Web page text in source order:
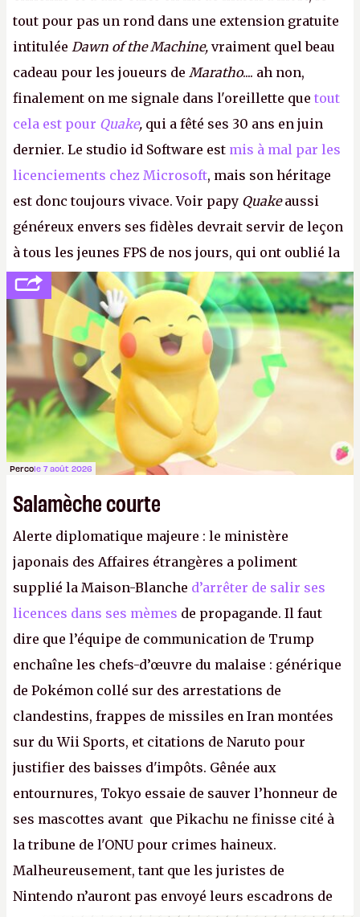
tout pour pas un rond dans une extension gratuite
intitulée Dawn of the Machine, vraiment quel beau
cadeau pour les joueurs de Maratho.... ah non,
finalement on me signale dans l'oreillette que tout
cela est pour Quake, qui a fêté ses 30 ans en juin
dernier. Le studio id Software est mis à mal par les
licenciements chez Microsoft, mais son héritage
est donc toujours vivace. Voir papy Quakeaussi
généreux envers ses fidèles devrait servir de leçon
à tous les jeunes FPS de nos jours, qui ont oublié la
politesse et le respect envers leurs joueurs et les
anciens. Il leur faudrait une bonne guerre des
consoles à ces petits cons !
Percole 7 août 2026
Salamèche courte
Alerte diplomatique majeure : le ministère
japonais des Affaires étrangères a poliment
supplié la Maison-Blanche d’arrêter de salir ses
licences dans ses mèmes de propagande. Il faut
dire que l’équipe de communication de Trump
enchaîne les chefs-d’œuvre du malaise : générique
de Pokémon collé sur des arrestations de
clandestins, frappes de missiles en Iran montées
sur du Wii Sports, et citations de Naruto pour
justifier des baisses d'impôts. Gênée aux
entournures, Tokyo essaie de sauver l’honneur de
ses mascottes avant que Pikachu ne finisse cité à
la tribune de l'ONU pour crimes haineux.
Malheureusement, tant que les juristes de
Nintendo n’auront pas envoyé leurs escadrons de